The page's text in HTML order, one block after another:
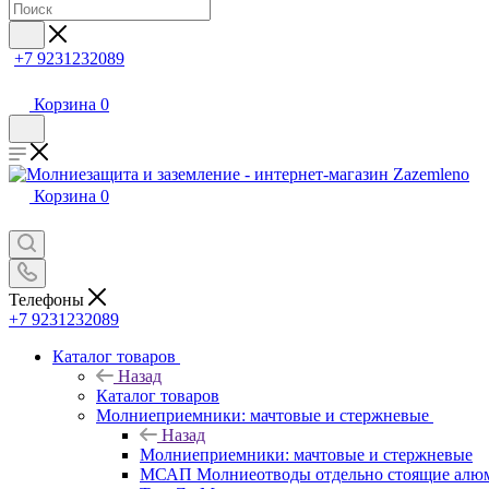
+7 9231232089
Корзина 0
Корзина 0
Телефоны
+7 9231232089
Каталог товаров
Назад
Каталог товаров
Молниеприемники: мачтовые и стержневые
Назад
Молниеприемники: мачтовые и стержневые
МСАП Молниеотводы отдельно стоящие